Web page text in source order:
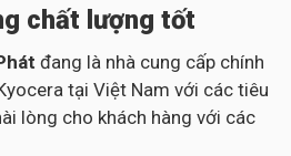
chất lượng tốt
đang là nhà cung cấp chính
tại Việt Nam với các tiêu
lòng cho khách hàng với các